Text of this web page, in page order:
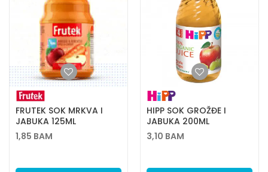
FRUTEK SOK MRKVA I
JABUKA 125ML
1,85 BAM
HIPP SOK GROŽĐE I
JABUKA 200ML
3,10 BAM